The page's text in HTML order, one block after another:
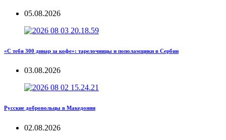
05.08.2026
«С тебя 300 динар за кофе»: тарелочницы и пополамщики в Сербии
03.08.2026
Русские добровольцы в Македонии
02.08.2026